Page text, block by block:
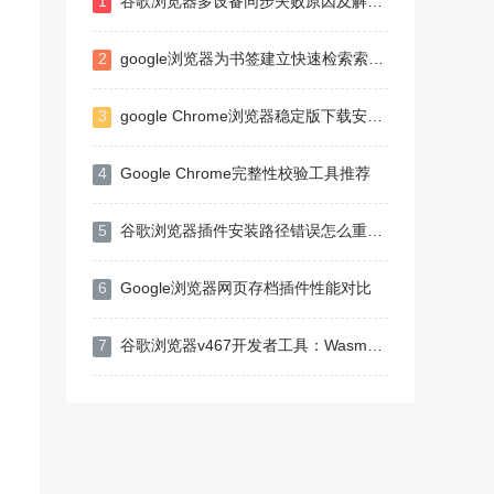
2 google浏览器为书签建立快速检索索引提升查找效率
3 google Chrome浏览器稳定版下载安装教程
4 Google Chrome完整性校验工具推荐
5 谷歌浏览器插件安装路径错误怎么重新指定目录
6 Google浏览器网页存档插件性能对比
7 谷歌浏览器v467开发者工具：Wasm多线程调试